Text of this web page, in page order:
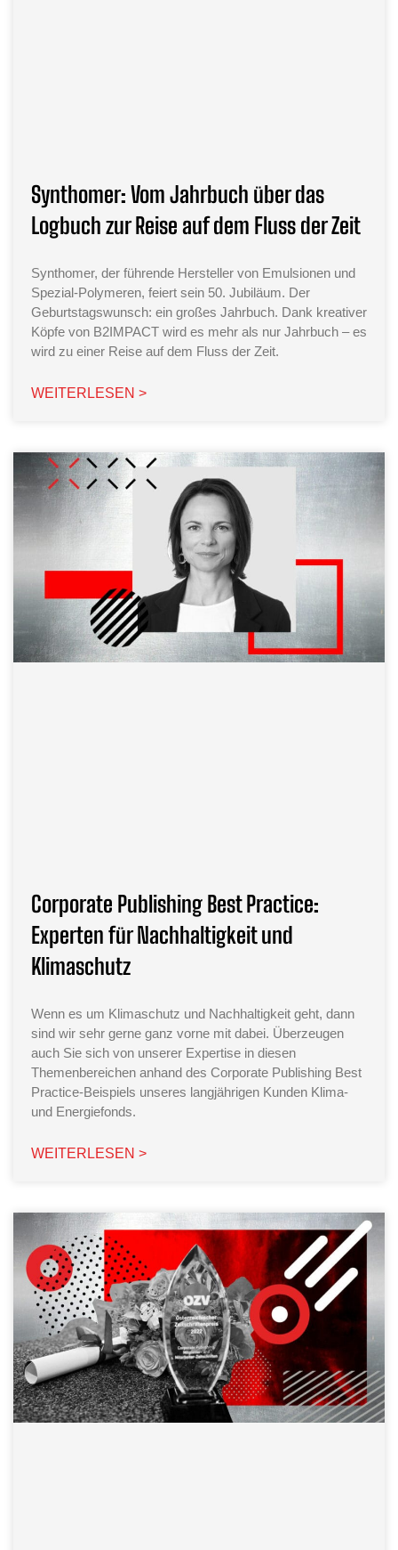
Synthomer: Vom Jahrbuch über das
Logbuch zur Reise auf dem Fluss der Zeit
Synthomer, der führende Hersteller von Emulsionen und
Spezial-Polymeren, feiert sein 50. Jubiläum. Der
Geburtstagswunsch: ein großes Jahrbuch. Dank kreativer
Köpfe von B2IMPACT wird es mehr als nur Jahrbuch – es
wird zu einer Reise auf dem Fluss der Zeit.
WEITERLESEN >
Corporate Publishing Best Practice:
Experten für Nachhaltigkeit und
Klimaschutz
Wenn es um Klimaschutz und Nachhaltigkeit geht, dann
sind wir sehr gerne ganz vorne mit dabei. Überzeugen
auch Sie sich von unserer Expertise in diesen
Themenbereichen anhand des Corporate Publishing Best
Practice-Beispiels unseres langjährigen Kunden Klima-
und Energiefonds.
WEITERLESEN >